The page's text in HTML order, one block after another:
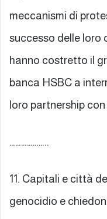
meccanismi di
successo delle loro
hanno costretto il
banca HSBC a
loro partnership
………………..
11. Capitali e città
genocidio e